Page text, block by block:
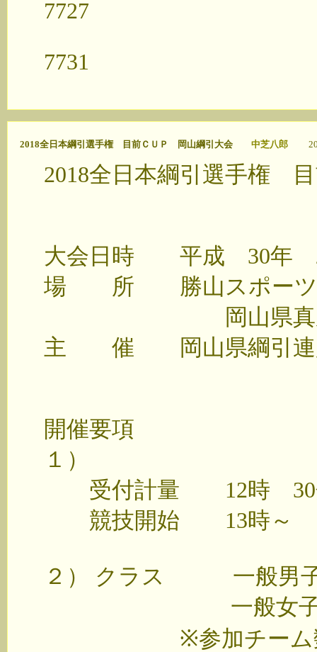
7727
7731
2018全日本綱引選手権 目前ＣＵＰ 岡山綱引大会 中芝八郎
2018全日本綱引選手権
大会日時 平成 30年
場 所 勝山スポーツ
岡山県真庭市
主 催 岡山県綱引連
開催要項
１）
受付計量 12時 30
競技開始 13時～
２） クラス 一般男
一般女子の部
※参加チーム数に